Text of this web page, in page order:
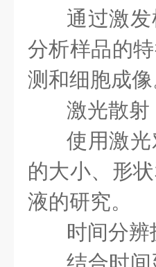
通过激
分析样品的
测和细胞成
激光散射
使用激
的大小、形
液的研究。
时间分辨